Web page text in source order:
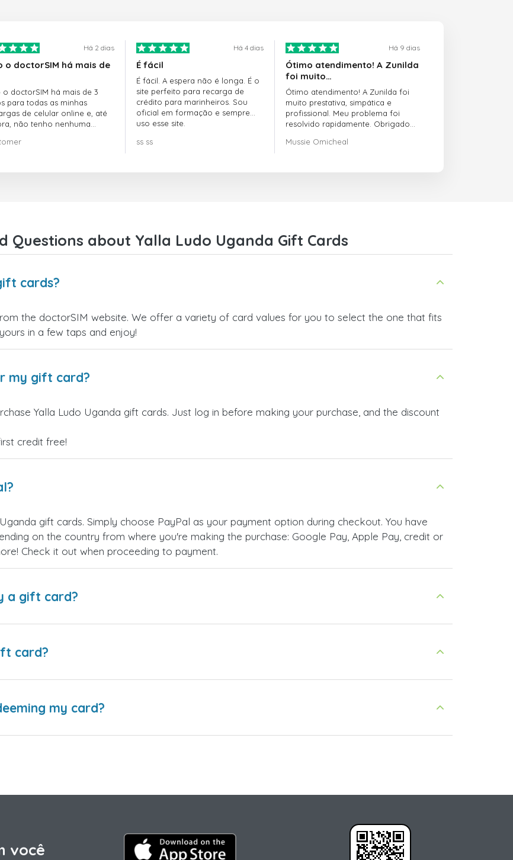
Há 2 dias
o doctorSIM há mais de
o doctorSIM há mais de 3
para todas as minhas
de celular online e, até
não tenho nenhuma
Há 4 dias
É fácil
É fácil. A espera não é longa. É o
site perfeito para recarga de
crédito para marinheiros. Sou
oficial em formação e sempre
uso esse site.
ss ss
Há 9 dias
Ótimo atendimento! A Zunilda
foi muito…
Ótimo atendimento! A Zunilda foi
muito prestativa, simpática e
profissional. Meu problema foi
resolvido rapidamente. Obrigado
Mussie Omicheal
Questions about Yalla Ludo Uganda Gift Cards
cards?
the doctorSIM website. We offer a variety of card values for you to select the one that fits
in a few taps and enjoy!
my gift card?
Yalla Ludo Uganda gift cards. Just log in before making your purchase, and the discount
credit free!
gift cards. Simply choose PayPal as your payment option during checkout. You have
on the country from where you're making the purchase: Google Pay, Apple Pay, credit or
Check it out when proceeding to payment.
a gift card?
card?
my card?
você